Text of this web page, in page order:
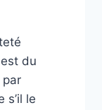
du
par
s’il le